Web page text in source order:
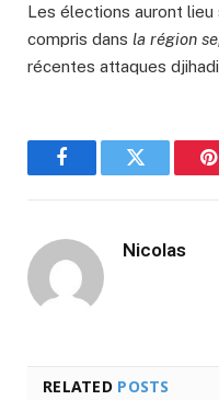
Les élections auront lieu
compris dans la région
récentes attaques
FacebookTwitter
Nicolas
RELATED POSTS